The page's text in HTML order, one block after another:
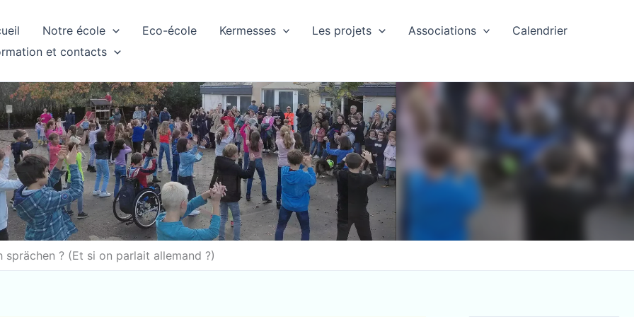
Notre école Eco-école Kermesses Les projets Associations
Calendrier
et contacts
sprächen ? (Et si on parlait allemand ?)